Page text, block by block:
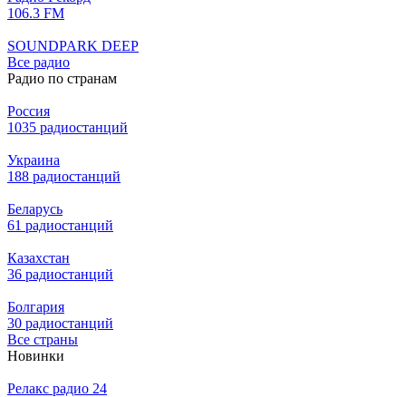
106.3 FM
SOUNDPARK DEEP
Все радио
Радио по странам
Россия
1035 радиостанций
Украина
188 радиостанций
Беларусь
61 радиостанций
Казахстан
36 радиостанций
Болгария
30 радиостанций
Все страны
Новинки
Релакс радио 24